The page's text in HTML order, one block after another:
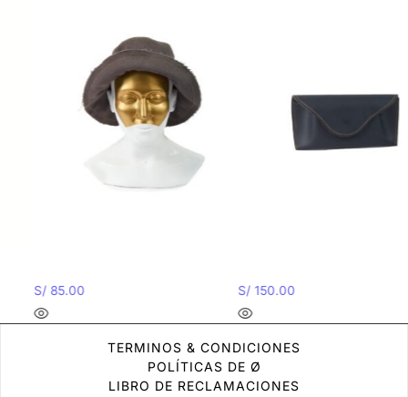
85.00 150.00
TERMINOS & CONDICIONES
POLÍTICAS DE Ø
LIBRO DE RECLAMACIONES